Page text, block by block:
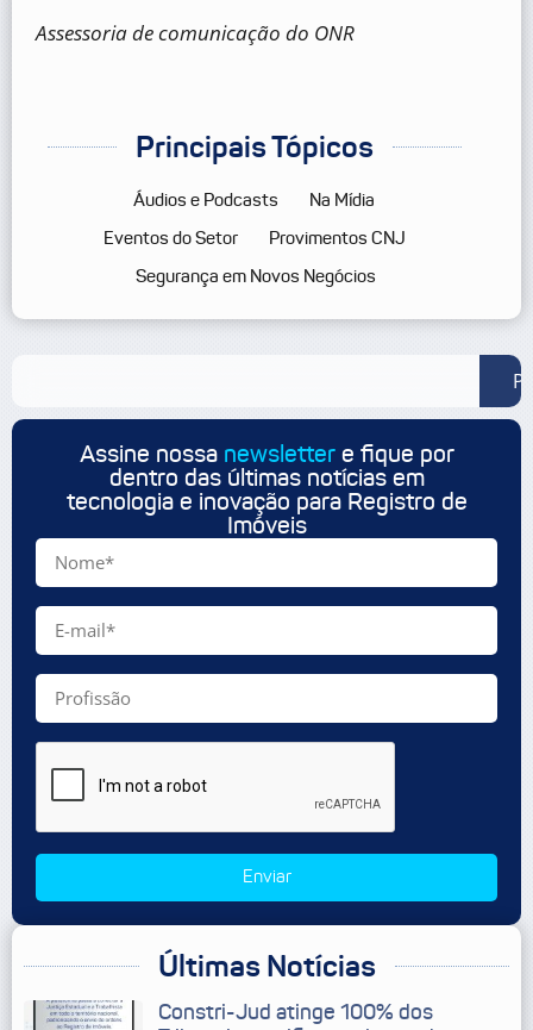
Assessoria de comunicação do ONR
Principais Tópicos
Áudios e Podcasts
Na Mídia
Eventos do Setor
Provimentos CNJ
Segurança em Novos Negócios
Assine nossa newslettere fique por
dentro das últimas notícias em
tecnologia e inovação para Registro de
Imóveis
Enviar
Últimas Notícias
Constri-Jud atinge 100% dos